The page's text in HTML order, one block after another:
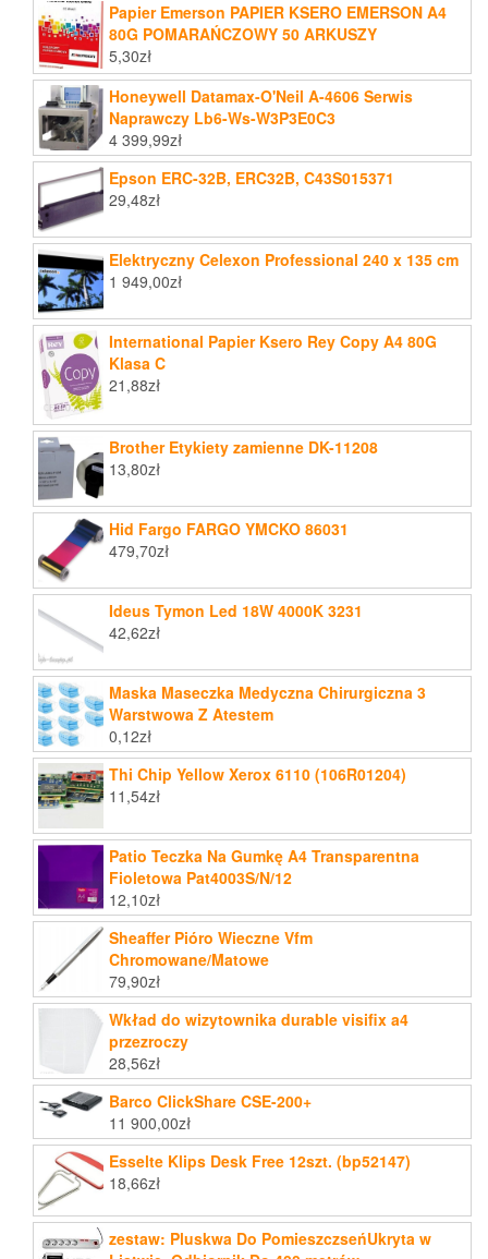
Papier Emerson PAPIER KSERO EMERSON A4
80G POMARAŃCZOWY 50 ARKUSZY
5,30zł
Honeywell Datamax-O'Neil A-4606 Serwis
Naprawczy Lb6-Ws-W3P3E0C3
4 399,99zł
Epson ERC-32B, ERC32B, C43S015371
29,48zł
Elektryczny Celexon Professional 240 x 135 cm
1 949,00zł
International Papier Ksero Rey Copy A4 80G
Klasa C
21,88zł
Brother Etykiety zamienne DK-11208
13,80zł
Hid Fargo FARGO YMCKO 86031
479,70zł
Ideus Tymon Led 18W 4000K 3231
42,62zł
Maska Maseczka Medyczna Chirurgiczna 3
Warstwowa Z Atestem
0,12zł
Thi Chip Yellow Xerox 6110 (106R01204)
11,54zł
Patio Teczka Na Gumkę A4 Transparentna
Fioletowa Pat4003S/N/12
12,10zł
Sheaffer Pióro Wieczne Vfm
Chromowane/Matowe
79,90zł
Wkład do wizytownika durable visifix a4
przezroczy
28,56zł
Barco ClickShare CSE-200+
11 900,00zł
Esselte Klips Desk Free 12szt. (bp52147)
18,66zł
zestaw: Pluskwa Do PomieszczseńUkryta w